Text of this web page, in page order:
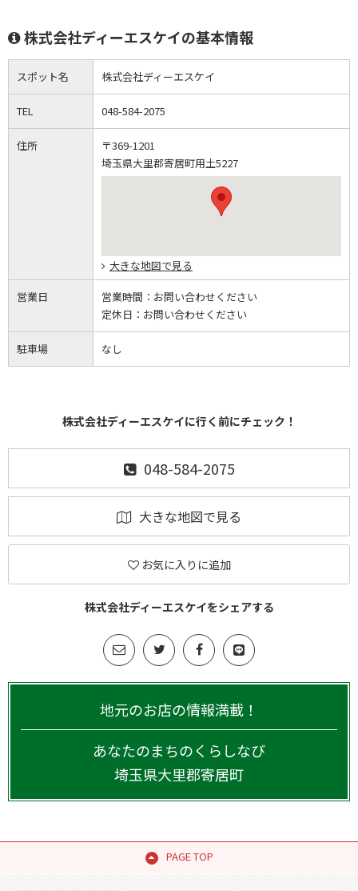
株式会社ディーエスケイの基本情報
スポット名 株式会社ディーエスケイ
TEL 048-584-2075
住所
〒369-1201
埼玉県大里郡寄居町用土5227
大きな地図で見る
営業日 営業時間： お問い合わせください
定休日： お問い合わせください
駐車場 なし
株式会社ディーエスケイに行く前にチェック！
048-584-2075
大きな地図で見る
お気に入りに追加
株式会社ディーエスケイをシェアする
地元のお店の情報満載！
あなたのまちのくらしなび
埼玉県大里郡寄居町
PAGE TOP